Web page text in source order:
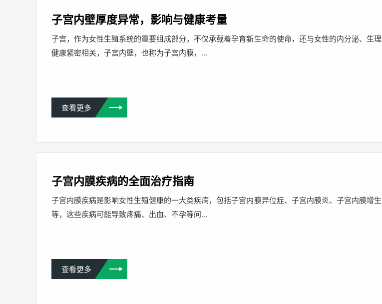
子宫内壁厚度异常，影响与健康考量
子宫，作为女性生殖系统的重要组成部分，不仅承载着孕育新生命的使命，还与女性的内分泌、生理
健康紧密相关，子宫内壁，也称为子宫内膜，...
查看更多
子宫内膜疾病的全面治疗指南
子宫内膜疾病是影响女性生殖健康的一大类疾病，包括子宫内膜异位症、子宫内膜炎、子宫内膜增生
等，这些疾病可能导致疼痛、出血、不孕等问...
查看更多